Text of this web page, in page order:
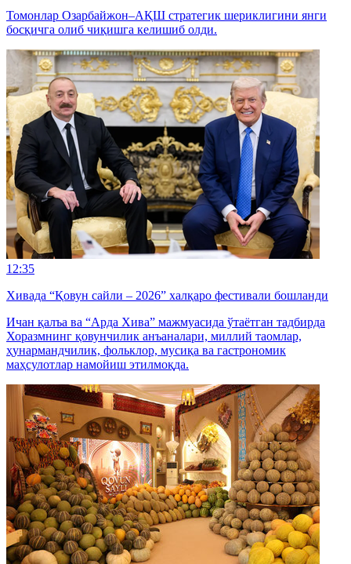
Томонлар Озарбайжон–АҚШ стратегик шериклигини янги
босқичга олиб чиқишга келишиб олди.
12:35
Хивада “Қовун сайли – 2026” халқаро фестивали бошланди
Ичан қалъа ва “Арда Хива” мажмуасида ўтаётган тадбирда
Хоразмнинг қовунчилик анъаналари, миллий таомлар,
ҳунармандчилик, фольклор, мусиқа ва гастрономик
маҳсулотлар намойиш этилмоқда.